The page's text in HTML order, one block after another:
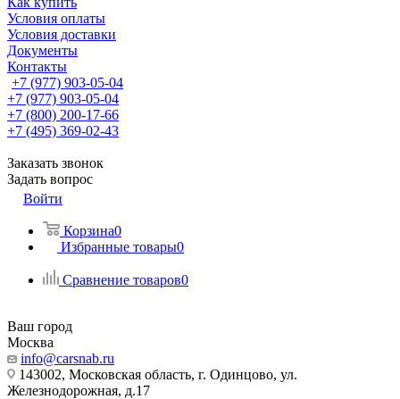
Условия оплаты
Условия доставки
Документы
Контакты
+7 (977) 903-05-04
+7 (977) 903-05-04
+7 (800) 200-17-66
+7 (495) 369-02-43
Заказать звонок
Задать вопрос
Войти
Корзина0
Избранные товары0
Сравнение товаров0
Ваш город
Москва
info@carsnab.ru
143002, Московская область, г. Одинцово, ул.
Железнодорожная, д.17